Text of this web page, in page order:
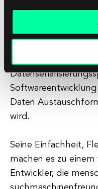
möglicherweise
Suchergebnissen
Daten
wird.
Seine Einfachheit,
machen es zu
Entwickler, die